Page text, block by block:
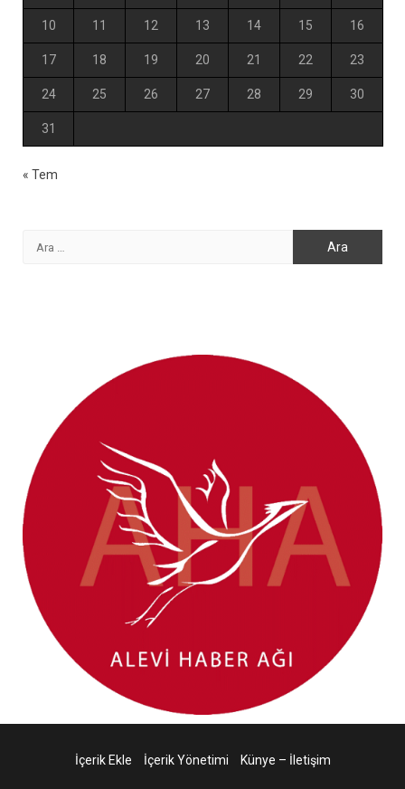
10 11 12 13 14 15 16
17 18 19 20 21 22 23
24 25 26 27 28 29 30
31
« Tem
İçerik Ekle İçerik Yönetimi Künye – İletişim